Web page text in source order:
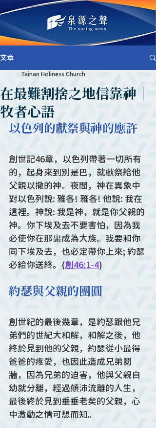
文章
在最難割捨之地信靠神｜
牧者心語
Tainan Holiness Church
以色列的獻祭與神的應許
創世記46章，以色列帶著一切所有
的，起身來到別是巴，就獻祭給他
父親以撒的神。夜間，神在異象中
對以色列說: 雅各! 雅各! 他說: 我在
這裡。神說: 我是神，就是你父親的
神。你下埃及去不要害怕，因為我
必使你在那裏成為大族。我要和你
同下埃及去，也必定帶你上來; 約瑟
必給你送終。(創46:1-4)
約瑟與父親的團圓
創世紀的最後幾章，是約瑟跟他兄
弟們的世紀大和解，和解之後，他
終於見到他的父親，約瑟從小最得
爸爸的疼愛，也因此造成兄弟鬩
牆，因為兄弟的迫害，他與父親自
幼就分離，經過顛沛流離的人生，
最後終於見到垂垂老矣的父親，心
中激動之情可想而知。